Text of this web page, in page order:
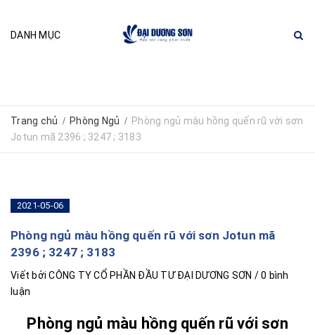
DANH MỤC
Trang chủ / Phòng Ngủ / Phòng ngủ màu hồng quến rũ với sơn
Jotun mã 2396 ; 3247 ; 3183
2021-05-06
Phòng ngủ màu hồng quến rũ với sơn Jotun mã
2396 ; 3247 ; 3183
Viết bởiCÔNG TY CỔ PHẦN ĐẦU TƯ ĐẠI DƯƠNG SƠN / 0 bình
luận
Phòng ngủ màu hồng quến rũ với sơn